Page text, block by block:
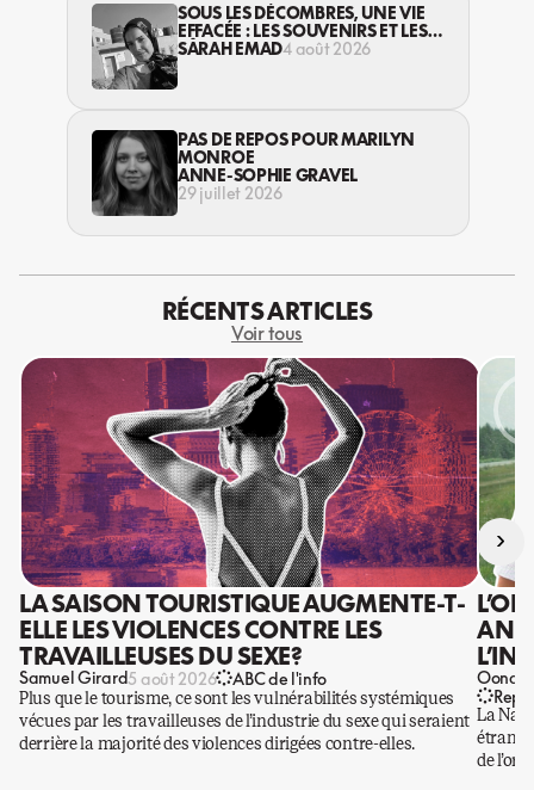
SOUS LES DÉCOMBRES, UNE VIE
EFFACÉE : LES SOUVENIRS ET LES
RÊVES PERDUS DES HABITANT·ES
SARAH EMAD4 août 2026
PAS DE REPOS POUR MARILYN
MONROE
ANNE-SOPHIE GRAVEL
29 juillet 2026
RÉCENTS ARTICLES
Voir tous
LA SAISON TOURISTIQUE AUGMENTE-T-
ELLE LES VIOLENCES CONTRE LES
TRAVAILLEUSES DU SEXE?
Samuel Girard5 août 2026 ABC de l'info
Plus que le tourisme, ce sont les vulnérabilités systémiques
vécues par les travailleuses de l’industrie du sexe qui seraient
derrière la majorité des violences dirigées contre-elles.
Oona
La
de l’or.
›